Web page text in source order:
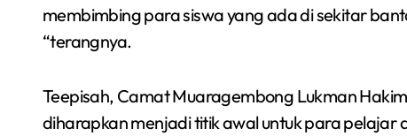
membimbing para siswa yang ada di sekitar
“terangnya.
Teepisah, Camat Muaragembong Lukman
diharapkan menjadi titik awal untuk para pelajar